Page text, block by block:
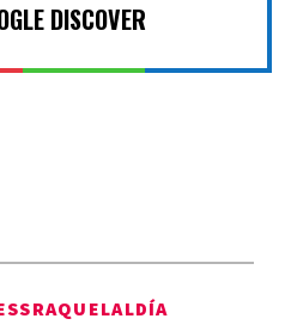
DISCOVER
RAQUELALDÍA